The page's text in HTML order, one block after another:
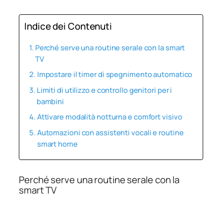
Indice dei Contenuti
Perché serve una routine serale con la smart
TV
Impostare il timer di spegnimento automatico
Limiti di utilizzo e controllo genitori per i
bambini
Attivare modalità notturna e comfort visivo
Automazioni con assistenti vocali e routine
smart home
Perché serve una routine serale con la
smart TV